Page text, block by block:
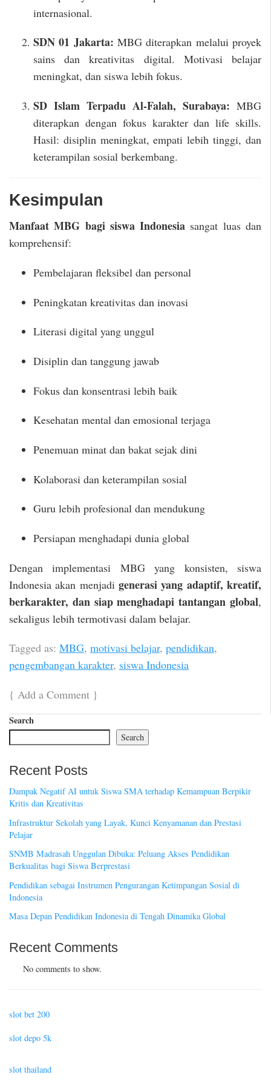
internasional.
SDN 01 Jakarta: MBG diterapkan melalui proyek
sains dan kreativitas digital. Motivasi belajar
meningkat, dan siswa lebih fokus.
SD Islam Terpadu Al-Falah, Surabaya: MBG
diterapkan dengan fokus karakter dan life skills.
Hasil: disiplin meningkat, empati lebih tinggi, dan
keterampilan sosial berkembang.
Kesimpulan
Manfaat MBG bagi siswa Indonesia sangat luas dan
komprehensif:
Pembelajaran fleksibel dan personal
Peningkatan kreativitas dan inovasi
Literasi digital yang unggul
Disiplin dan tanggung jawab
Fokus dan konsentrasi lebih baik
Kesehatan mental dan emosional terjaga
Penemuan minat dan bakat sejak dini
Kolaborasi dan keterampilan sosial
Guru lebih profesional dan mendukung
Persiapan menghadapi dunia global
Dengan implementasi MBG yang konsisten, siswa
Indonesia akan menjadi generasi yang adaptif, kreatif,
berkarakter, dan siap menghadapi tantangan global,
sekaligus lebih termotivasi dalam belajar.
Tagged as: MBG, motivasi belajar, pendidikan,
pengembangan karakter, siswa Indonesia
{ Add a Comment }
Search
Search
Recent Posts
Dampak Negatif AI untuk Siswa SMA terhadap Kemampuan Berpikir
Kritis dan Kreativitas
Infrastruktur Sekolah yang Layak, Kunci Kenyamanan dan Prestasi
Pelajar
SNMB Madrasah Unggulan Dibuka: Peluang Akses Pendidikan
Berkualitas bagi Siswa Berprestasi
Pendidikan sebagai Instrumen Pengurangan Ketimpangan Sosial di
Indonesia
Masa Depan Pendidikan Indonesia di Tengah Dinamika Global
Recent Comments
No comments to show.
slot bet 200
slot depo 5k
slot thailand